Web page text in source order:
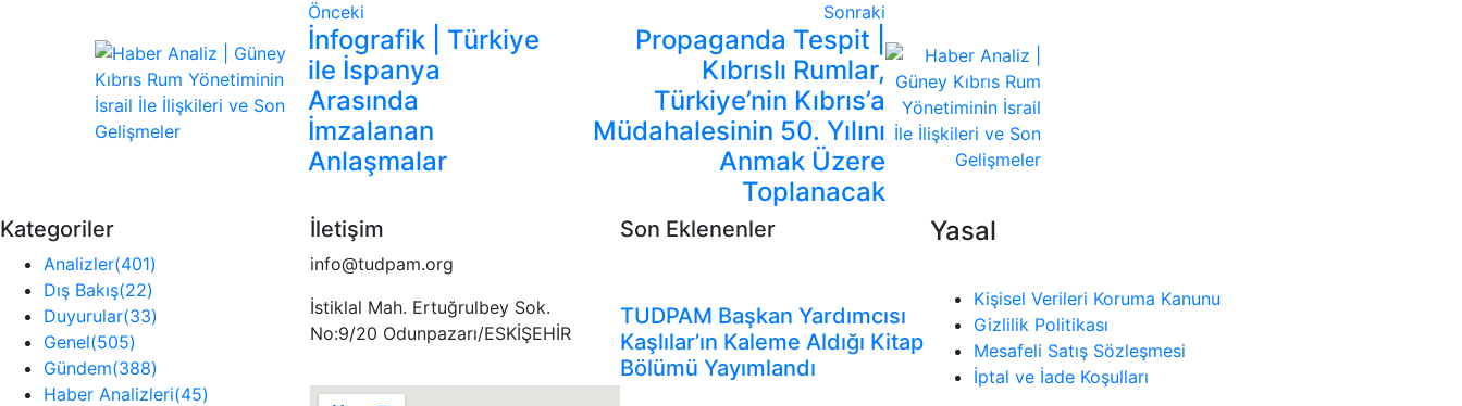
Önceki
İnfografik | Türkiye
ile İspanya
Arasında
İmzalanan
Anlaşmalar
Sonraki
Propaganda Tespit |
Kıbrıslı Rumlar,
Türkiye’nin Kıbrıs’a
Müdahalesinin 50. Yılını
Anmak Üzere
Toplanacak
Kategoriler
Analizler(401)
Dış Bakış(22)
Duyurular(33)
Genel(505)
Gündem(388)
Haber Analizleri(45)
İletişim
info@tudpam.org
İstiklal Mah. Ertuğrulbey Sok.
No:9/20 Odunpazarı/ESKİŞEHİR
Son Eklenenler
TUDPAM Başkan Yardımcısı
Kaşlılar’ın Kaleme Aldığı Kitap
Bölümü Yayımlandı
Yasal
Kişisel Verileri Koruma Kanunu
Gizlilik Politikası
Mesafeli Satış Sözleşmesi
İptal ve İade Koşulları